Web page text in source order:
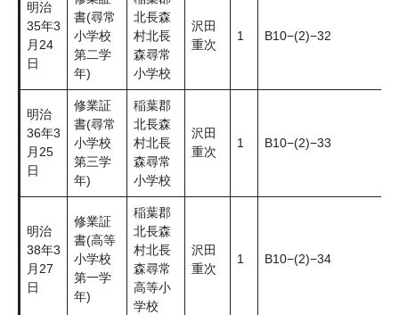
明治
35年3
月24
日
書(尋常
小学校
第二学
年)
北長森
村北長
森尋常
小学校
沢田
重次
1 B10−(2)−32
明治
36年3
月25
日
修業証
書(尋常
小学校
第三学
年)
稲葉郡
北長森
村北長
森尋常
小学校
沢田
重次
1 B10−(2)−33
明治
38年3
月27
日
修業証
書(高等
小学校
第一学
年)
稲葉郡
北長森
村北長
森尋常
高等小
学校
沢田
重次
1 B10−(2)−34